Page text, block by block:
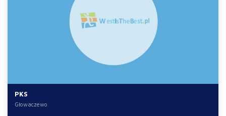
PKS
Głowaczewo